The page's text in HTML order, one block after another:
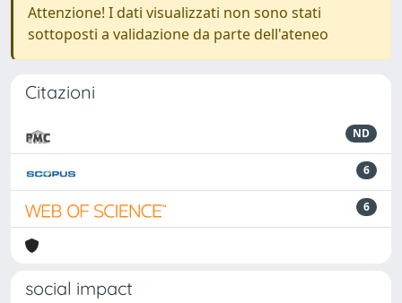
Attenzione! I dati visualizzati non sono stati
sottoposti a validazione da parte dell'ateneo
Citazioni
ND
6
6
social impact